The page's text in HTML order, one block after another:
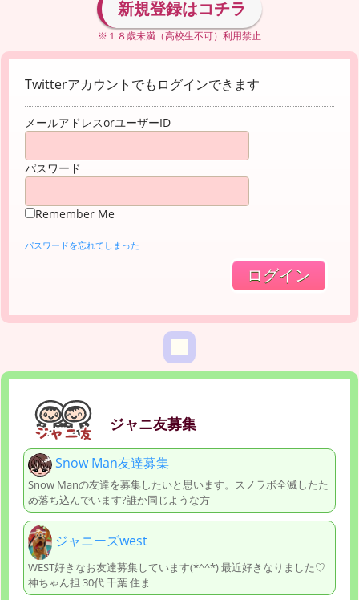
新規登録はコチラ
※１８歳未満（高校生不可）利用禁止
Twitterアカウントでもログインできます
メールアドレスorユーザーID
パスワード
Remember Me
パスワードを忘れてしまった
ジャニ友募集
Snow Man友達募集
Snow Manの友達を募集したいと思います。スノラボ全滅したた
め落ち込んでいます?誰か同じような方
ジャニーズwest
WEST好きなお友達募集しています(*^^*) 最近好きなりました♡
神ちゃん担 30代 千葉 住ま